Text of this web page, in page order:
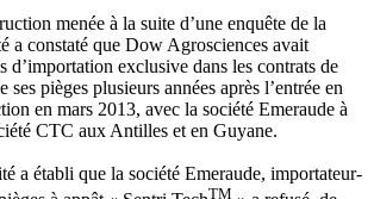
menée à la suite d’une enquête de la
a constaté que Dow Agrosciences avait
d’importation exclusive dans les contrats de
pièges plusieurs années après l’entrée en
en mars 2013, avec la société Emeraude à
CTC aux Antilles et en Guyane.
a établi que la société Emeraude, importateur-
TM